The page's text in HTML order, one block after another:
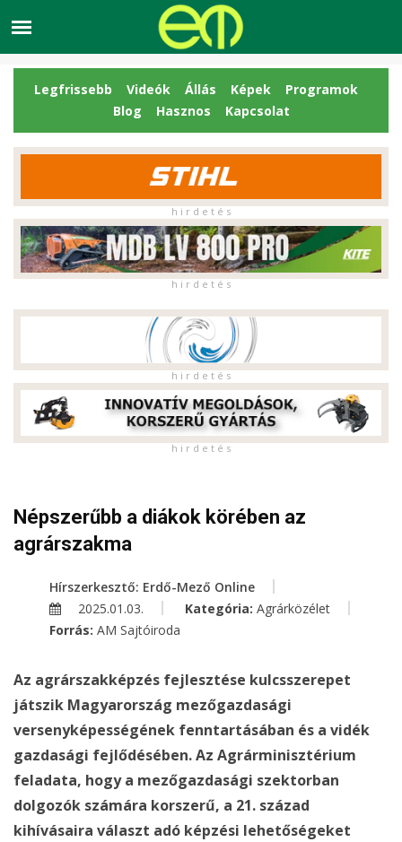
Legfrissebb Videók Állás Képek
Programok
Blog
Hasznos Kapcsolat
h i r d e t é s
h i r d e t é s
h i r d e t é s
h i r d e t é s
Népszerűbb a diákok körében az
agrárszakma
Hírszerkesztő: Erdő-Mező Online
2025.01.03.
Kategória: Agrárközélet
Forrás: AM Sajtóiroda
Az agrárszakképzés fejlesztése kulcsszerepet
játszik Magyarország mezőgazdasági
versenyképességének fenntartásában és a vidék
gazdasági fejlődésében. Az Agrárminisztérium
feladata, hogy a mezőgazdasági szektorban
dolgozók számára korszerű, a 21. század
kihívásaira választ adó képzési lehetőségeket